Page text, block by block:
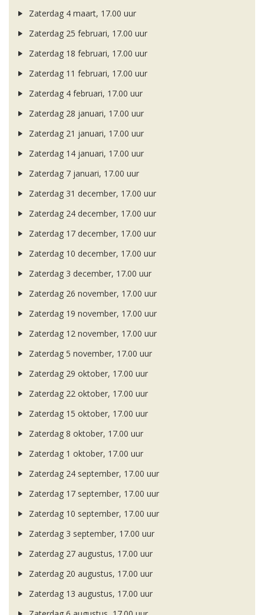
Zaterdag 4 maart, 17.00 uur
Zaterdag 25 februari, 17.00 uur
Zaterdag 18 februari, 17.00 uur
Zaterdag 11 februari, 17.00 uur
Zaterdag 4 februari, 17.00 uur
Zaterdag 28 januari, 17.00 uur
Zaterdag 21 januari, 17.00 uur
Zaterdag 14 januari, 17.00 uur
Zaterdag 7 januari, 17.00 uur
Zaterdag 31 december, 17.00 uur
Zaterdag 24 december, 17.00 uur
Zaterdag 17 december, 17.00 uur
Zaterdag 10 december, 17.00 uur
Zaterdag 3 december, 17.00 uur
Zaterdag 26 november, 17.00 uur
Zaterdag 19 november, 17.00 uur
Zaterdag 12 november, 17.00 uur
Zaterdag 5 november, 17.00 uur
Zaterdag 29 oktober, 17.00 uur
Zaterdag 22 oktober, 17.00 uur
Zaterdag 15 oktober, 17.00 uur
Zaterdag 8 oktober, 17.00 uur
Zaterdag 1 oktober, 17.00 uur
Zaterdag 24 september, 17.00 uur
Zaterdag 17 september, 17.00 uur
Zaterdag 10 september, 17.00 uur
Zaterdag 3 september, 17.00 uur
Zaterdag 27 augustus, 17.00 uur
Zaterdag 20 augustus, 17.00 uur
Zaterdag 13 augustus, 17.00 uur